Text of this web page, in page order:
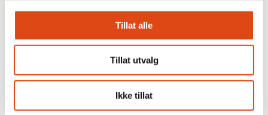
Tillat alle
Tillat utvalg
Ikke tillat
Joakim Aadland: – Vi
trenger et organisert